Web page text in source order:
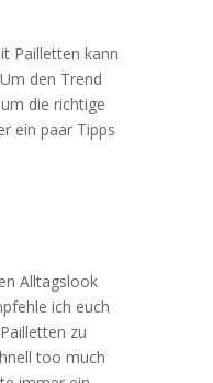
Pailletten kann
den Trend
die richtige
ein paar Tipps
Alltagslook
ich euch
zu
too much